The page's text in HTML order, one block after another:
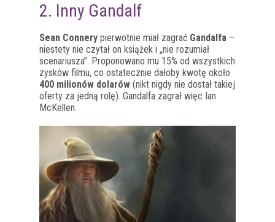
2. Inny Gandalf
Sean Connery pierwotnie miał zagrać Gandalfa –
niestety nie czytał on książek i „nie rozumiał
scenariusza”. Proponowano mu 15% od wszystkich
zysków filmu, co ostatecznie dałoby kwotę około
400 milionów dolarów (nikt nigdy nie dostał takiej
oferty za jedną rolę). Gandalfa zagrał więc Ian
McKellen.